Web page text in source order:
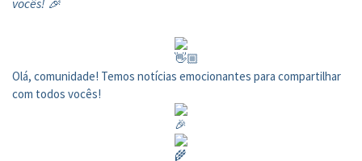
vocês! 🎉
Olá, comunidade! Temos notícias emocionantes para compartilhar
com todos vocês!